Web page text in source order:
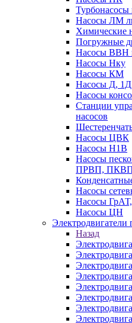
Турбонасосы
Насосы ЛМ
Химические
Погружные
Насосы ВВН
Насосы Нку
Насосы КМ
Насосы Д, 1Д,
Насосы
Станции
насосов
Насосы ЦВК
Насосы Н1В
Насосы
ПРВП,
Насосы
Насосы
Насосы ЦН
Электродвигатели
Назад